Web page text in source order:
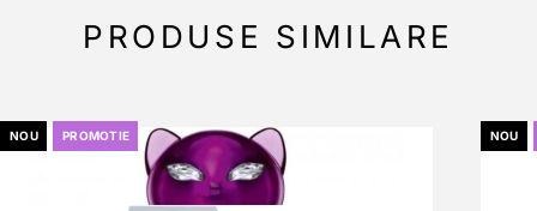
PRODUSE SIMILARE
NOU PROMOTIE NOU